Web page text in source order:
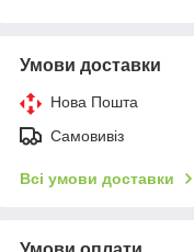
Умови доставки
Нова Пошта
Самовивіз
Всі умови доставки